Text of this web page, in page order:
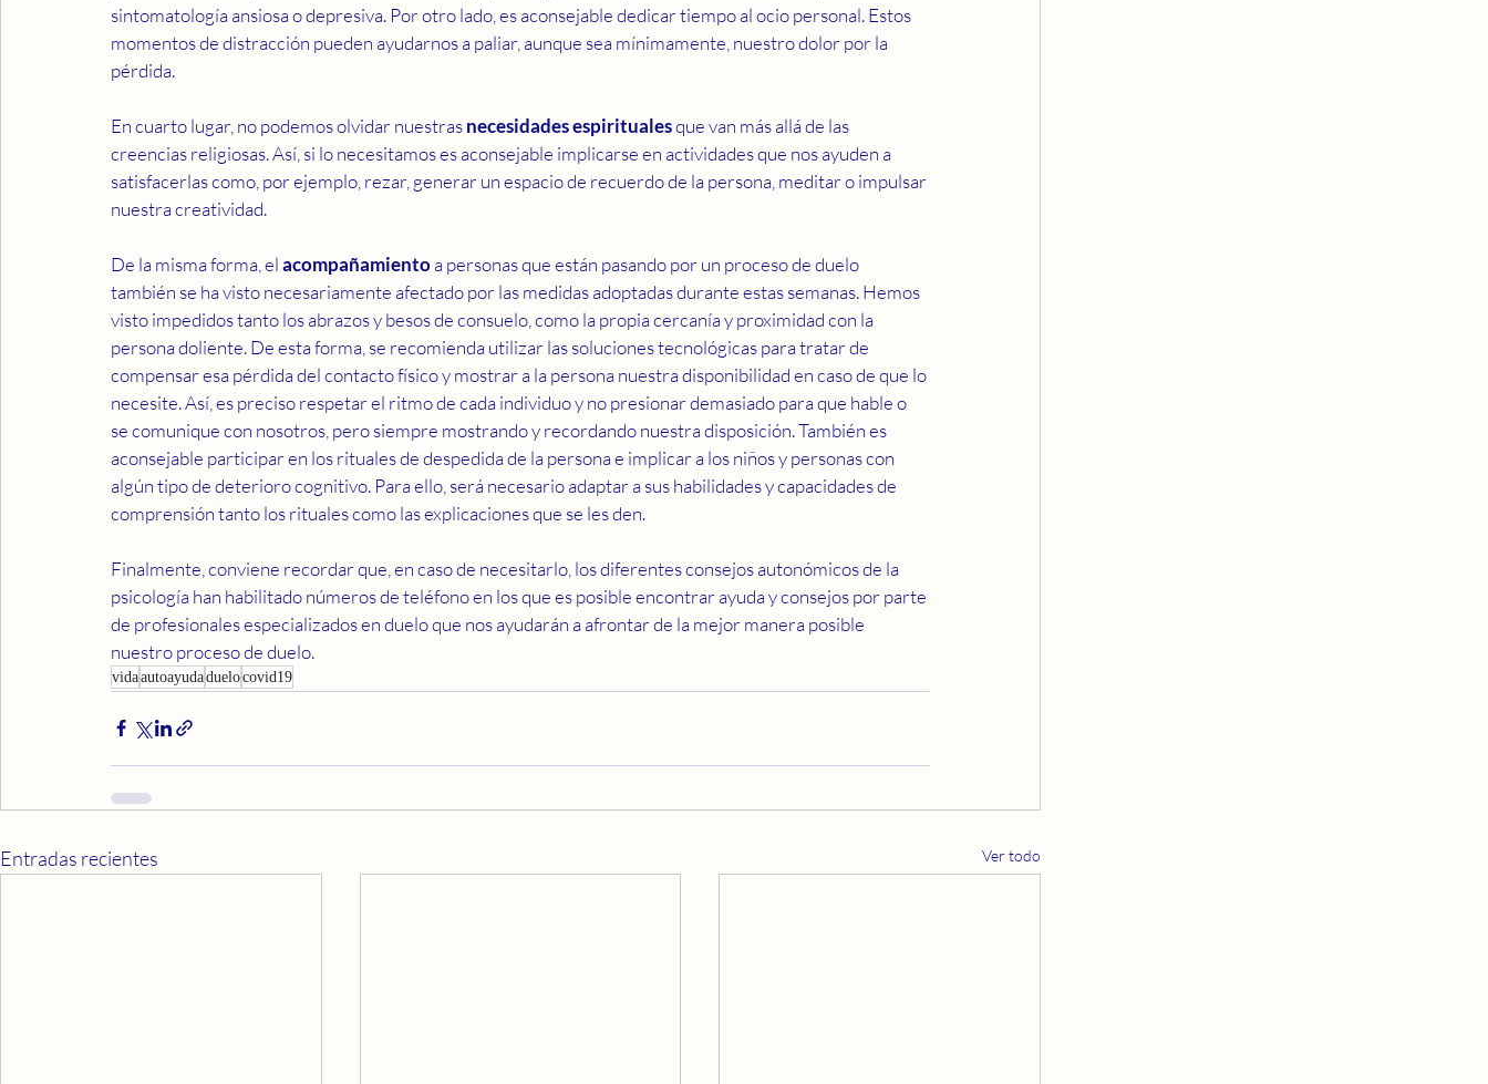
sintomatología ansiosa o depresiva. Por otro lado, es aconsejable dedicar tiempo al ocio personal. Estos
momentos de distracción pueden ayudarnos a paliar, aunque sea mínimamente, nuestro dolor por la
pérdida.
En cuarto lugar, no podemos olvidar nuestras necesidades espirituales que van más allá de las
creencias religiosas. Así, si lo necesitamos es aconsejable implicarse en actividades que nos ayuden a
satisfacerlas como, por ejemplo, rezar, generar un espacio de recuerdo de la persona, meditar o impulsar
nuestra creatividad.
De la misma forma, el acompañamiento a personas que están pasando por un proceso de duelo
también se ha visto necesariamente afectado por las medidas adoptadas durante estas semanas. Hemos
visto impedidos tanto los abrazos y besos de consuelo, como la propia cercanía y proximidad con la
persona doliente. De esta forma, se recomienda utilizar las soluciones tecnológicas para tratar de
compensar esa pérdida del contacto físico y mostrar a la persona nuestra disponibilidad en caso de que lo
necesite. Así, es preciso respetar el ritmo de cada individuo y no presionar demasiado para que hable o
se comunique con nosotros, pero siempre mostrando y recordando nuestra disposición. También es
aconsejable participar en los rituales de despedida de la persona e implicar a los niños y personas con
algún tipo de deterioro cognitivo. Para ello, será necesario adaptar a sus habilidades y capacidades de
comprensión tanto los rituales como las explicaciones que se les den.
Finalmente, conviene recordar que, en caso de necesitarlo, los diferentes consejos autonómicos de la
psicología han habilitado números de teléfono en los que es posible encontrar ayuda y consejos por parte
de profesionales especializados en duelo que nos ayudarán a afrontar de la mejor manera posible
nuestro proceso de duelo.
vidaautoayudaduelocovid19
Entradas recientes Ver todo